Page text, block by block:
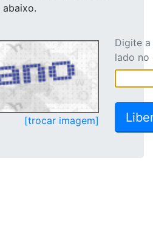
[trocar imagem]
Digite
lado no